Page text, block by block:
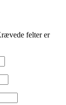
felter er